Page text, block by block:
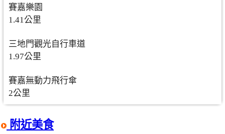
賽嘉樂園
1.41公里
三地門觀光自行車道
1.97公里
賽嘉無動力飛行傘
2公里
附近美食